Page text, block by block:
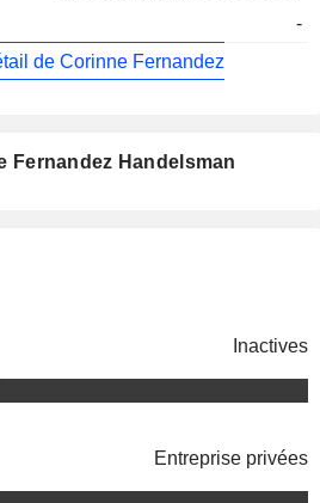
-
de Corinne Fernandez
Fernandez Handelsman
Inactives
Entreprise privées